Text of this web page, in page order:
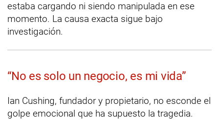
estaba cargando ni siendo manipulada en ese
momento. La causa exacta sigue bajo
investigación.
“No es solo un negocio, es mi vida”
Ian Cushing, fundador y propietario, no esconde el
golpe emocional que ha supuesto la tragedia.